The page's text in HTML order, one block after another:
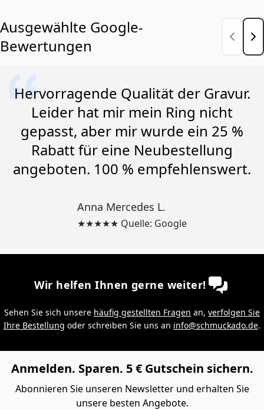
Ausgewählte Google-
Bewertungen
Hervorragende Qualität der Gravur.
Leider hat mir mein Ring nicht
gepasst, aber mir wurde ein 25 %
Rabatt für eine Neubestellung
angeboten. 100 % empfehlenswert.
Anna Mercedes L.
★★★★★ Quelle: Google
Wir helfen Ihnen gerne weiter!
Sehen Sie sich unsere häufig gestellten Fragen an, verfolgen Sie
Ihre Bestellung oder schreiben Sie uns an info@schmuckado.de.
Anmelden. Sparen. 5 € Gutschein sichern.
Abonnieren Sie unseren Newsletter und erhalten Sie
unsere besten Angebote.